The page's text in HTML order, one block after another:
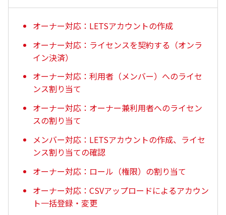
オーナー対応：LETSアカウントの作成
オーナー対応：ライセンスを契約する（オンラ
イン決済）
オーナー対応：利用者（メンバー）へのライセ
ンス割り当て
オーナー対応：オーナー兼利用者へのライセン
スの割り当て
メンバー対応：LETSアカウントの作成、ライセ
ンス割り当ての確認
オーナー対応：ロール（権限）の割り当て
オーナー対応：CSVアップロードによるアカウン
ト一括登録・変更